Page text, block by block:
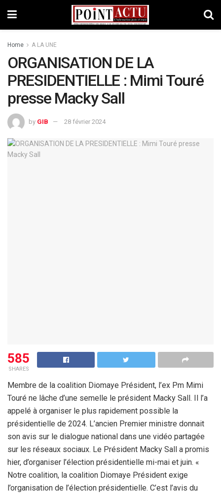
Home A LA UNE
ORGANISATION DE LA
PRESIDENTIELLE : Mimi Touré
presse Macky Sall
by GIB 28 février 2024
585
SHARES
Membre de la coalition Diomaye Président, l’ex Pm Mimi
Touré ne lâche d’une semelle le président Macky Sall. Il l’a
appelé à organiser le plus rapidement possible la
présidentielle de 2024. L’ancien Premier ministre donnait
son avis sur le dialogue national dans une vidéo partagée
sur les réseaux sociaux. Le Président Macky Sall a promis
hier, d’organiser l’élection présidentielle mi-mai et juin. «
Notre coalition, la coalition Diomaye Président exige
l’organisation de l’élection présidentielle. C’est l’avis du